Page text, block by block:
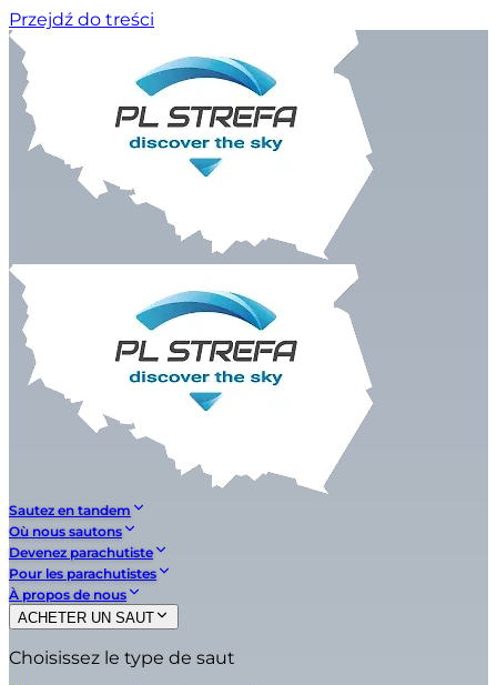
Przejdź do treści
Sautez en tandem
Où nous sautons
Devenez parachutiste
Pour les parachutistes
À propos de nous
ACHETER UN SAUT
Choisissez le type de saut